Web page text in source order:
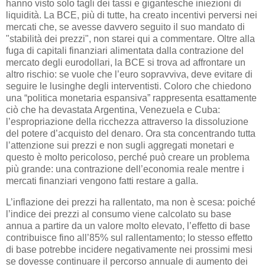
hanno visto solo tagli dei tassi e gigantesche iniezioni di
liquidità. La BCE, più di tutte, ha creato incentivi perversi nei
mercati che, se avesse davvero seguito il suo mandato di
"stabilità dei prezzi", non starei qui a commentare. Oltre alla
fuga di capitali finanziari alimentata dalla contrazione del
mercato degli eurodollari, la BCE si trova ad affrontare un
altro rischio: se vuole che l’euro sopravviva, deve evitare di
seguire le lusinghe degli interventisti. Coloro che chiedono
una “politica monetaria espansiva” rappresenta esattamente
ciò che ha devastata Argentina, Venezuela e Cuba:
l’espropriazione della ricchezza attraverso la dissoluzione
del potere d’acquisto del denaro. Ora sta concentrando tutta
l’attenzione sui prezzi e non sugli aggregati monetari e
questo è molto pericoloso, perché può creare un problema
più grande: una contrazione dell’economia reale mentre i
mercati finanziari vengono fatti restare a galla.
L’inflazione dei prezzi ha rallentato, ma non è scesa: poiché
l’indice dei prezzi al consumo viene calcolato su base
annua a partire da un valore molto elevato, l’effetto di base
contribuisce fino all’85% sul rallentamento; lo stesso effetto
di base potrebbe incidere negativamente nei prossimi mesi
se dovesse continuare il percorso annuale di aumento dei